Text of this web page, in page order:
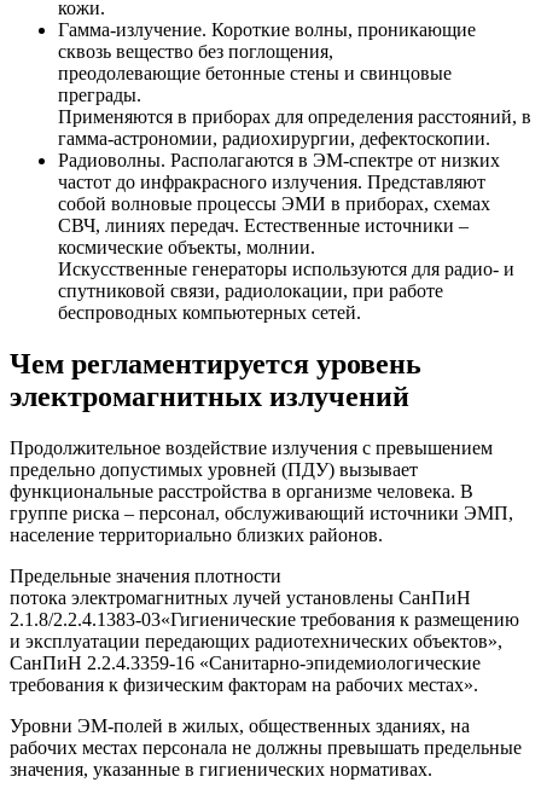
кожи.
Гамма-излучение. Короткие волны, проникающие
сквозь вещество без поглощения,
преодолевающие бетонные стены и свинцовые
преграды.
Применяются в приборах для определения расстояний, в
гамма-астрономии, радиохирургии, дефектоскопии.
Радиоволны. Располагаются в ЭМ-спектре от низких
частот до инфракрасного излучения. Представляют
собой волновые процессы ЭМИ в приборах, схемах
СВЧ, линиях передач. Естественные источники –
космические объекты, молнии.
Искусственные генераторы используются для радио- и
спутниковой связи, радиолокации, при работе
беспроводных компьютерных сетей.
Чем регламентируется уровень
электромагнитных излучений
Продолжительное воздействие излучения с превышением
предельно допустимых уровней (ПДУ) вызывает
функциональные расстройства в организме человека. В
группе риска – персонал, обслуживающий источники ЭМП,
население территориально близких районов.
Предельные значения плотности
потока электромагнитных лучей установлены СанПиН
2.1.8/2.2.4.1383-03«Гигиенические требования к размещению
и эксплуатации передающих радиотехнических объектов»,
СанПиН 2.2.4.3359-16 «Санитарно-эпидемиологические
требования к физическим факторам на рабочих местах».
Уровни ЭМ-полей в жилых, общественных зданиях, на
рабочих местах персонала не должны превышать предельные
значения, указанные в гигиенических нормативах.